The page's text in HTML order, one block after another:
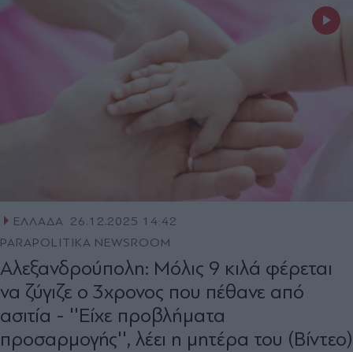
ΕΛΛΑΔΑ 26.12.2025 14:42
PARAPOLITIKA NEWSROOM
Αλεξανδρούπολη: Μόλις 9 κιλά φέρεται
να ζύγιζε ο 3χρονος που πέθανε από
ασιτία - ''Είχε προβλήματα
προσαρμογής'', λέει η μητέρα του (Βίντεο)